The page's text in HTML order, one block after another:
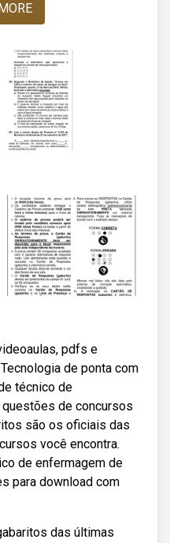
pdfs e
de ponta com
técnico de
de concursos
são os oficiais das
você encontra.
de enfermagem de
para download com
das últimas